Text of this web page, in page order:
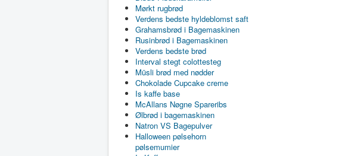
Mørkt rugbrød
Verdens bedste hyldeblomst saft
Grahamsbrød i Bagemaskinen
Rusinbrød i Bagemaskinen
Verdens bedste brød
Interval stegt colottesteg
Müsli brød med nødder
Chokolade Cupcake creme
Is kaffe base
McAllans Nøgne Spareribs
Ølbrød i bagemaskinen
Natron VS Bagepulver
Halloween pølsehorn
pølsemumier